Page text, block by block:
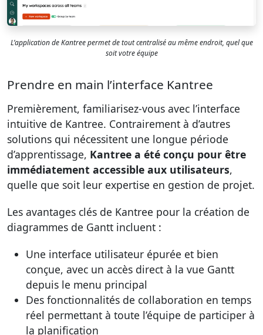
L’application de Kantree permet de tout centralisé au même endroit, quel que
soit votre équipe
Prendre en main l’interface Kantree
Premièrement, familiarisez-vous avec l’interface
intuitive de Kantree. Contrairement à d’autres
solutions qui nécessitent une longue période
d’apprentissage, Kantree a été conçu pour être
immédiatement accessible aux utilisateurs,
quelle que soit leur expertise en gestion de projet.
Les avantages clés de Kantree pour la création de
diagrammes de Gantt incluent :
Une interface utilisateur épurée et bien
conçue, avec un accès direct à la vue Gantt
depuis le menu principal
Des fonctionnalités de collaboration en temps
réel permettant à toute l’équipe de participer à
la planification